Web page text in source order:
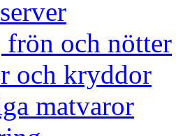
frön och nötter
och kryddor
matvaror